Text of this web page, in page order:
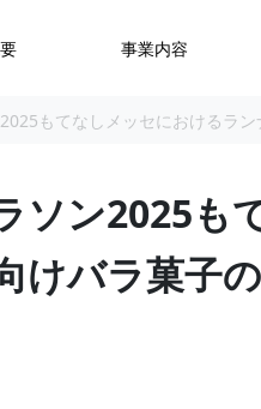
事業内容
もてなしメッセにおけるラ
ソン2025も
けバラ菓子